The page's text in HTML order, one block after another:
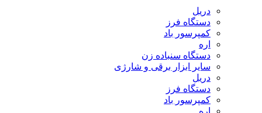
دریل
دستگاه فرز
کمپرسور باد
اره
دستگاه سنباده زن
سایر ابزار برقی و شارژی
دریل
دستگاه فرز
کمپرسور باد
اره